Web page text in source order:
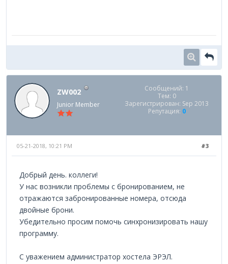
ZW002
Junior Member
Сообщений: 1
Тем: 0
Зарегистрирован: Sep 2013
Репутация: 0
#3
05-21-2018, 10:21 PM
Добрый день. коллеги!
У нас возникли проблемы с бронированием, не
отражаются забронированные номера, отсюда
двойные брони.
Убедительно просим помочь синхронизировать нашу
программу.
С уважением администратор хостела ЭРЭЛ.